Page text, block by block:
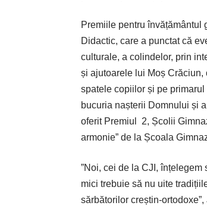
Premiile pentru învă­țământul
Didactic, care a punctat că
culturale, a colindelor, prin
și ajutoarele lui Moș Crăciun,
spatele copiilor și pe
bucuria nașterii Domnului și
oferit Premiul
2, Școlii
armonie” de la Școala
”Noi, cei de la CJI,
mici trebuie să nu uite
sărbătorilor creștin-